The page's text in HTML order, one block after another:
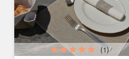
(1)